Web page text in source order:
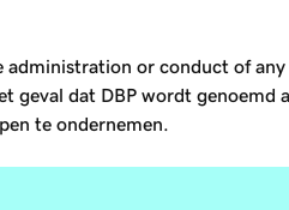
or conduct of
geval dat DBP wordt
te ondernemen.